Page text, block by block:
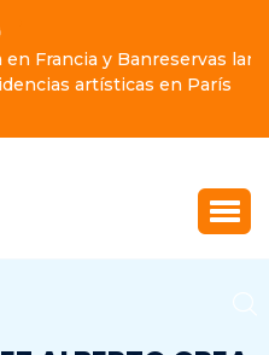
y Banreservas lanzan
artísticas en París